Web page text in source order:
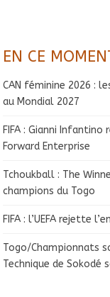
EN CE
CAN féminine 2026 :
au Mondial 2027
FIFA : Gianni Infantino
Forward Enterprise
Tchoukball : The
champions du Togo
FIFA : l’UEFA rejette
Togo/Championnats
Technique de Sokodé